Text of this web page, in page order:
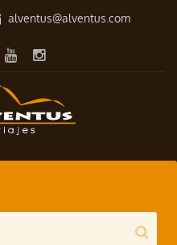
alventus@alventus.com